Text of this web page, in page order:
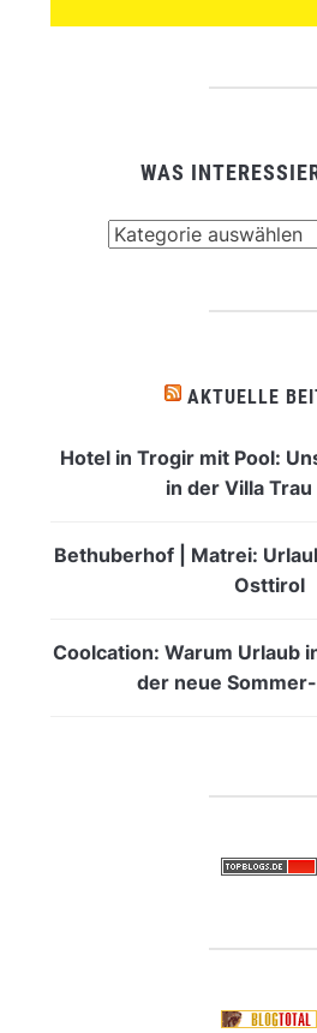
WAS
AKTUELLE
Hotel in Trogir mit Pool:
in der Villa Trau
Bethuberhof | Matrei:
Osttirol
Coolcation: Warum Urlaub
der neue